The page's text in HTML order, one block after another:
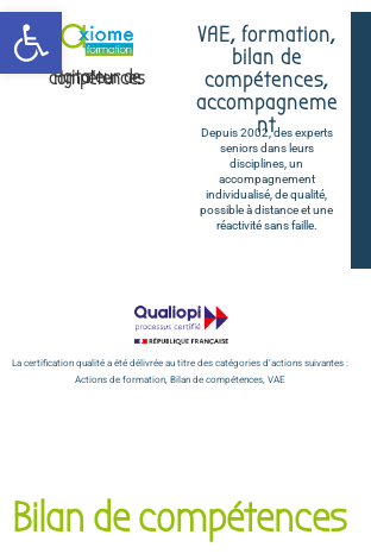
Ouvrir la barre
Agitateur de compétences
VAE, formation,
bilan de
compétences,
accompagneme
nt
Depuis 2002, des experts
seniors dans leurs
disciplines, un
accompagnement
individualisé, de qualité,
possible à distance et une
réactivité sans faille.
La certification qualité a été délivrée au titre des catégories d’actions suivantes :
Actions de formation, Bilan de compétences, VAE
Bilan de compétences